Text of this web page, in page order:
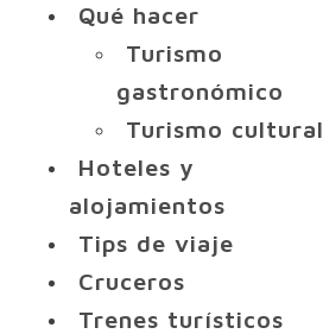
Qué hacer
Turismo
gastronómico
Turismo cultural
Hoteles y
alojamientos
Tips de viaje
Cruceros
Trenes turísticos